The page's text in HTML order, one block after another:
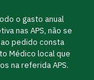
o gasto anual
nas APS, não se
pedido consta
Médico local que
na referida APS.